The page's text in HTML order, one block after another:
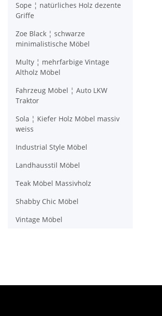
Sope ¦ natürliches Holz dezente
Griffe
Zoe Black ¦ schwarze
minimalistische Möbel
Multy ¦ mehrfarbige Vintage
Altholz Möbel
Fahrzeug Möbel ¦ Auto LKW
Traktor
Sola ¦ Kiefer Holz Möbel massiv
weiss
Industrial Style Möbel
Landhausstil Möbel
Teak Möbel Massivholz
Shabby Chic Möbel
Vintage Möbel